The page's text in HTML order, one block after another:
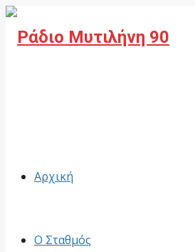
Αρχική
Ο Σταθμός